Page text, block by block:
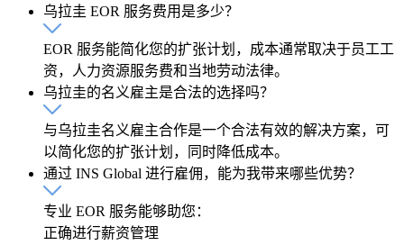
乌拉圭 EOR 服务费用是多少？
EOR 服务能简化您的扩张计划，成本通常取决于员工工
资，人力资源服务费和当地劳动法律。
乌拉圭的名义雇主是合法的选择吗？
与乌拉圭名义雇主合作是一个合法有效的解决方案，可
以简化您的扩张计划，同时降低成本。
通过 INS Global 进行雇佣，能为我带来哪些优势？
专业 EOR 服务能够助您：
正确进行薪资管理